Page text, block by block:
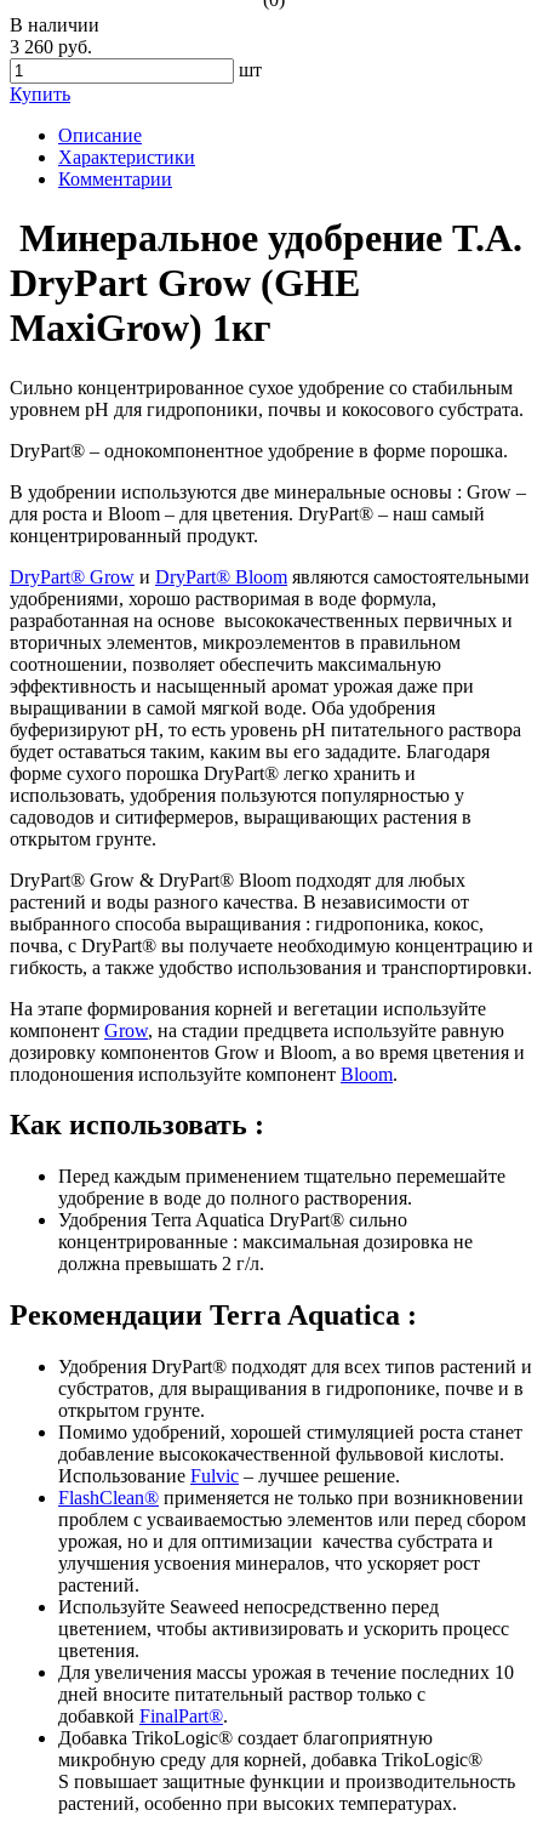
В наличии
3 260 руб.
шт
Купить
Описание
Характеристики
Комментарии
Минеральное удобрение T.A.
DryPart Grow (GHE
MaxiGrow) 1кг
Сильно концентрированное сухое удобрение со стабильным
уровнем рН для гидропоники, почвы и кокосового субстрата.
DryPart® – однокомпонентное удобрение в форме порошка.
В удобрении используются две минеральные основы : Grow –
для роста и Bloom – для цветения. DryPart® – наш самый
концентрированный продукт.
DryPart® Grow и DryPart® Bloom являются самостоятельными
удобрениями, хорошо растворимая в воде формула,
разработанная на основе высококачественных первичных и
вторичных элементов, микроэлементов в правильном
соотношении, позволяет обеспечить максимальную
эффективность и насыщенный аромат урожая даже при
выращивании в самой мягкой воде. Оба удобрения
буферизируют pH, то есть уровень pH питательного раствора
будет оставаться таким, каким вы его зададите. Благодаря
форме сухого порошка DryPart® легко хранить и
использовать, удобрения пользуются популярностью у
садоводов и ситифермеров, выращивающих растения в
открытом грунте.
DryPart® Grow & DryPart® Bloom подходят для любых
растений и воды разного качества. В независимости от
выбранного способа выращивания : гидропоника, кокос,
почва, с DryPart® вы получаете необходимую концентрацию и
гибкость, а также удобство использования и транспортировки.
На этапе формирования корней и вегетации используйте
компонент Grow, на стадии предцвета используйте равную
дозировку компонентов Grow и Bloom, а во время цветения и
плодоношения используйте компонент Bloom.
Как использовать :
Перед каждым применением тщательно перемешайте
удобрение в воде до полного растворения.
Удобрения Terra Aquatica DryPart® сильно
концентрированные : максимальная дозировка не
должна превышать 2 г/л.
Рекомендации Terra Aquatica :
Удобрения DryPart® подходят для всех типов растений и
субстратов, для выращивания в гидропонике, почве и в
открытом грунте.
Помимо удобрений, хорошей стимуляцией роста станет
добавление высококачественной фульвовой кислоты.
Использование Fulvic – лучшее решение.
FlashClean® применяется не только при возникновении
проблем с усваиваемостью элементов или перед сбором
урожая, но и для оптимизации качества субстрата и
улучшения усвоения минералов, что ускоряет рост
растений.
Используйте Seaweed непосредственно перед
цветением, чтобы активизировать и ускорить процесс
цветения.
Для увеличения массы урожая в течение последних 10
дней вносите питательный раствор только с
добавкой FinalPart®.
Добавка TrikoLogic® создает благоприятную
микробную среду для корней, добавка TrikoLogic®
S повышает защитные функции и производительность
растений, особенно при высоких температурах.